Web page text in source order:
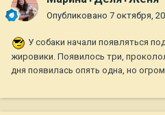
Опубликовано 7 октября,
У собаки начали появляться
жировики. Появилось три,
дня появилась опять одна, но